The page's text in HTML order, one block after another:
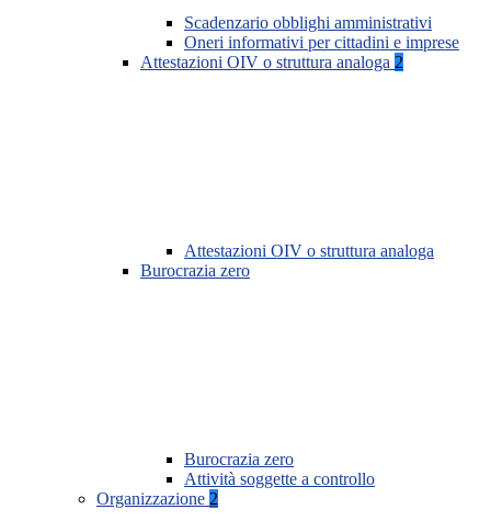
Scadenzario obblighi amministrativi
Oneri informativi per cittadini e imprese
Attestazioni OIV o struttura analoga 2
Attestazioni OIV o struttura analoga
Burocrazia zero
Burocrazia zero
Attività soggette a controllo
Organizzazione 2